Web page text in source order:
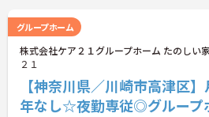
グループホーム
株式会社ケア２１グループホーム たのしい
２１
【神奈川県／川崎市高津区
年なし☆夜勤専従◎グループ